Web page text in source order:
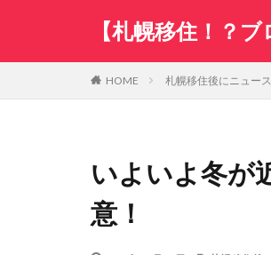
【札幌移住！？ブ
HOME 札幌移住後にニュー
いよいよ冬が
意！